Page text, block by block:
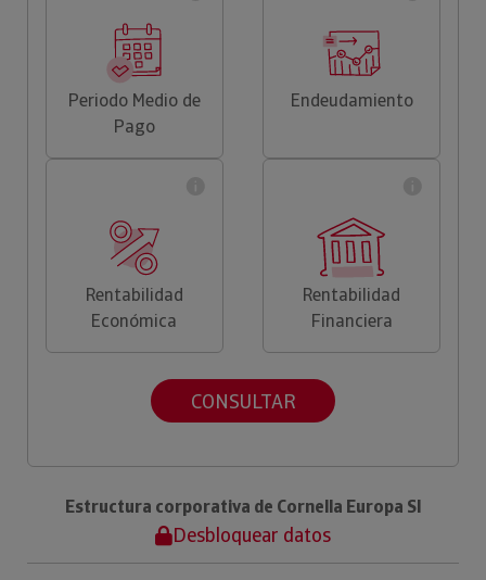
Periodo Medio de
Pago
Endeudamiento
Rentabilidad
Económica
Rentabilidad
Financiera
CONSULTAR
Estructura corporativa de Cornella Europa Sl
Desbloquear datos